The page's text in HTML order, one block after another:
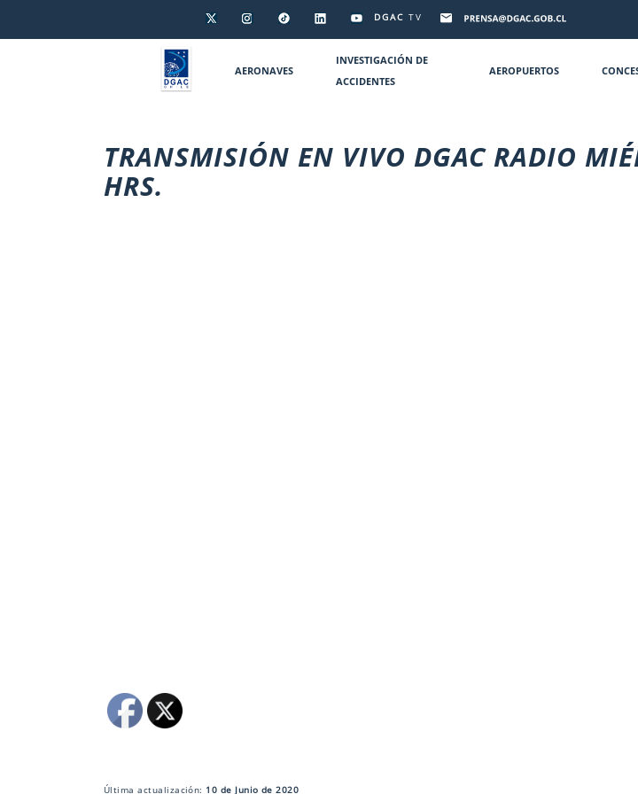
DGAC TV
AERONAVES
INVESTIGACIÓN DE
ACCIDENTES
AEROPUERTOS
TRANSMISIÓN EN VIVO DGAC RADIO
HRS.
Última actualización: 10 de Junio de 2020